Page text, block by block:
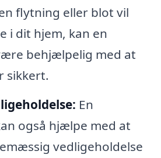
flytning eller blot vil
i dit hjem, kan en
behjælpelig med at
sikkert.
En
også hjælpe med at
vedligeholdelse